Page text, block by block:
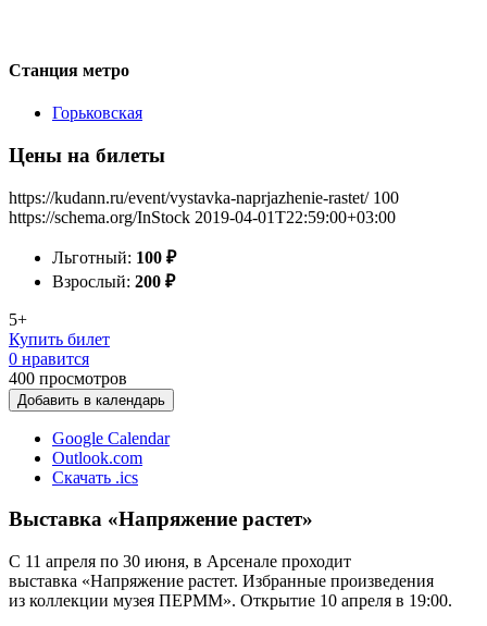
Станция метро
Горьковская
Цены на билеты
https://kudann.ru/event/vystavka-naprjazhenie-rastet/ 100
https://schema.org/InStock 2019-04-01T22:59:00+03:00
Льготный: 100 ₽
Взрослый: 200 ₽
5+
Купить билет
0 нравится
400 просмотров
Добавить в календарь
Google Calendar
Outlook.com
Скачать .ics
Выставка «Напряжение растет»
С 11 апреля по 30 июня, в Арсенале проходит
выставка «Напряжение растет. Избранные произведения
из коллекции музея ПЕРММ». Открытие 10 апреля в 19:00.